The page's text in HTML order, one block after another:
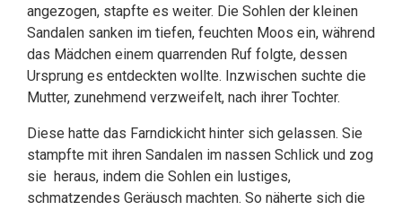
angezogen, stapfte es weiter. Die Sohlen der kleinen
Sandalen sanken im tiefen, feuchten Moos ein, während
das Mädchen einem quarrenden Ruf folgte, dessen
Ursprung es entdeckten wollte. Inzwischen suchte die
Mutter, zunehmend verzweifelt, nach ihrer Tochter.
Diese hatte das Farndickicht hinter sich gelassen. Sie
stampfte mit ihren Sandalen im nassen Schlick und zog
sie heraus, indem die Sohlen ein lustiges,
schmatzendes Geräusch machten. So näherte sich die